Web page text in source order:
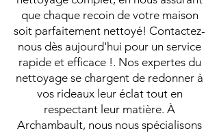
que chaque recoin de votre maison
soit parfaitement nettoyé! Contactez-
nous dès aujourd'hui pour un service
rapide et efficace !. Nos expertes du
nettoyage se chargent de redonner à
vos rideaux leur éclat tout en
respectant leur matière. À
Archambault, nous nous spécialisons